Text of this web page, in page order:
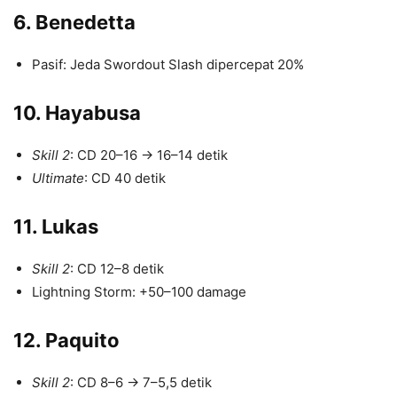
6. Benedetta
Pasif: Jeda Swordout Slash dipercepat 20%
10. Hayabusa
Skill 2: CD 20–16 → 16–14 detik
Ultimate: CD 40 detik
11. Lukas
Skill 2: CD 12–8 detik
Lightning Storm: +50–100 damage
12. Paquito
Skill 2: CD 8–6 → 7–5,5 detik